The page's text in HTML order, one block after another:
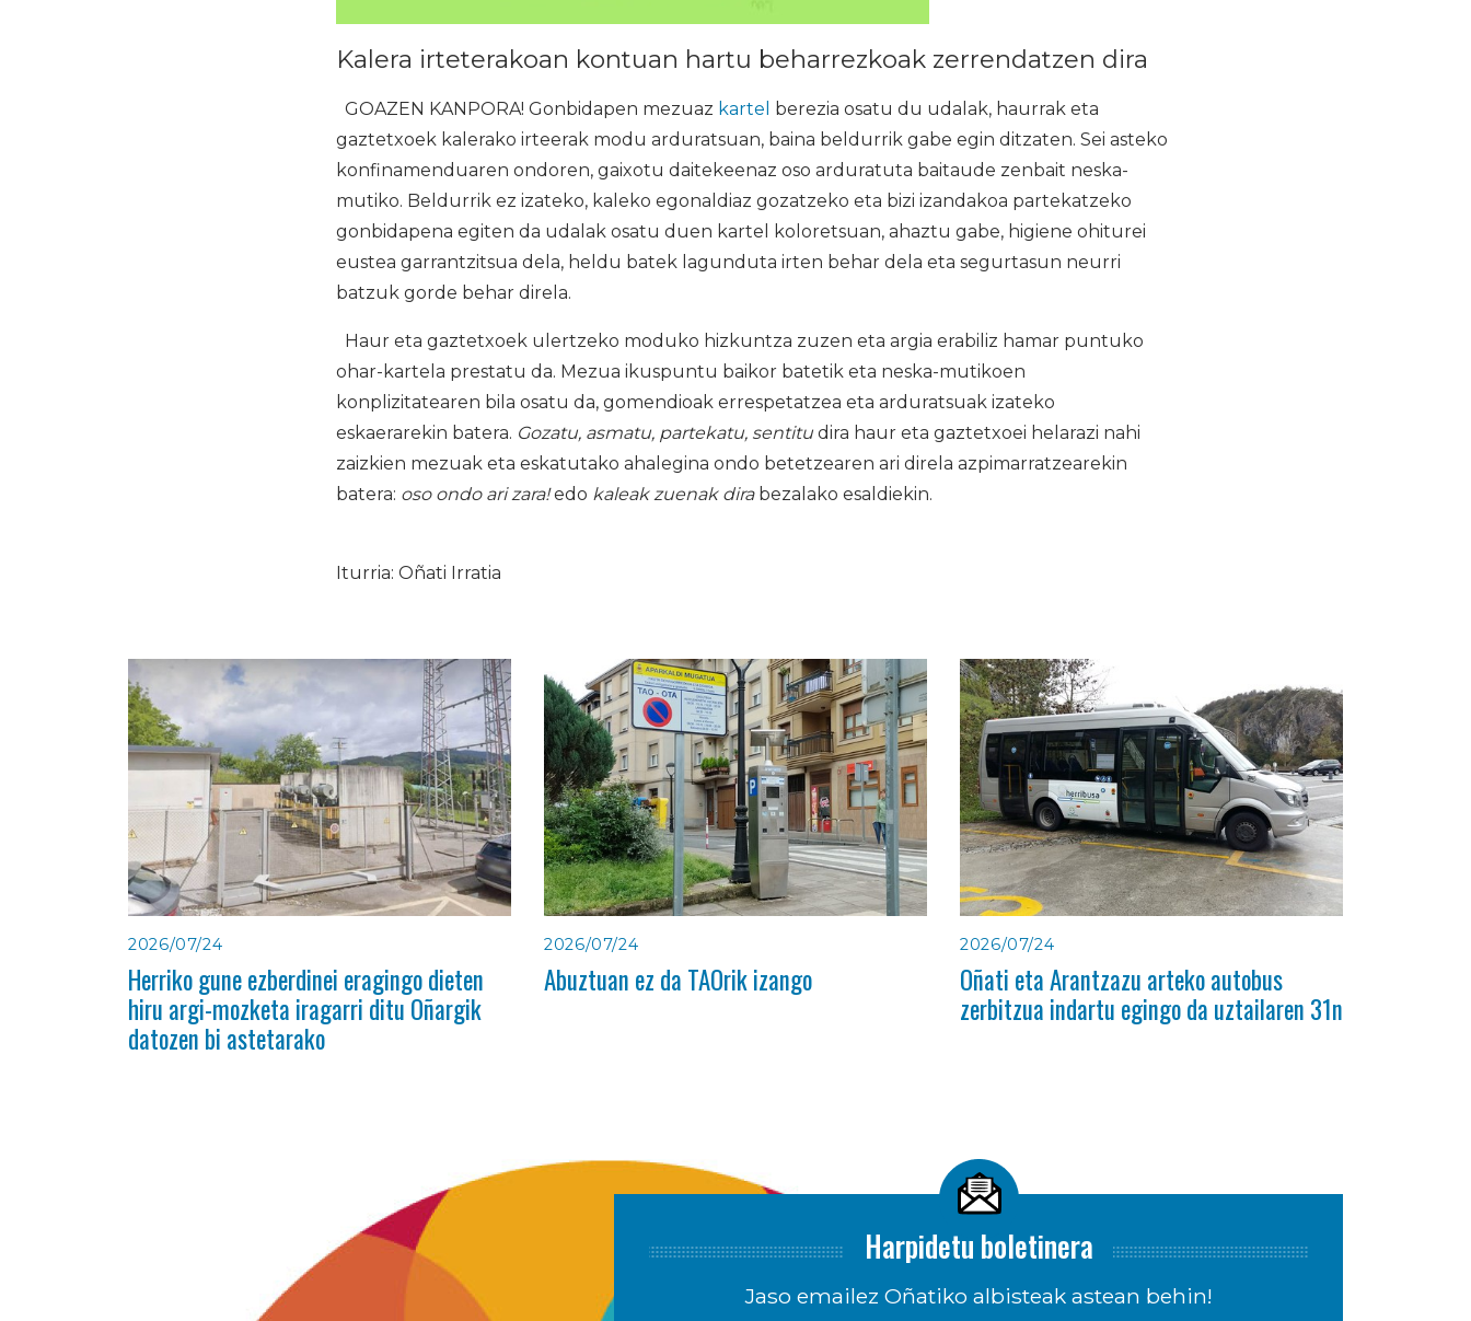
Kalera irteterakoan kontuan hartu beharrezkoak zerrendatzen dira
GOAZEN KANPORA! Gonbidapen mezuaz kartel berezia osatu du udalak, haurrak eta
gaztetxoek kalerako irteerak modu arduratsuan, baina beldurrik gabe egin ditzaten. Sei asteko
konfinamenduaren ondoren, gaixotu daitekeenaz oso arduratuta baitaude zenbait neska-
mutiko. Beldurrik ez izateko, kaleko egonaldiaz gozatzeko eta bizi izandakoa partekatzeko
gonbidapena egiten da udalak osatu duen kartel koloretsuan, ahaztu gabe, higiene ohiturei
eustea garrantzitsua dela, heldu batek lagunduta irten behar dela eta segurtasun neurri
batzuk gorde behar direla.
Haur eta gaztetxoek ulertzeko moduko hizkuntza zuzen eta argia erabiliz hamar puntuko
ohar-kartela prestatu da. Mezua ikuspuntu baikor batetik eta neska-mutikoen
konplizitatearen bila osatu da, gomendioak errespetatzea eta arduratsuak izateko
eskaerarekin batera. Gozatu, asmatu, partekatu, sentitu dira haur eta gaztetxoei helarazi nahi
zaizkien mezuak eta eskatutako ahalegina ondo betetzearen ari direla azpimarratzearekin
batera: oso ondo ari zara!edo kaleak zuenak dirabezalako esaldiekin.
Iturria: Oñati Irratia
2026/07/24
Herriko gune ezberdinei eragingo dieten
hiru argi-mozketa iragarri ditu Oñargik
datozen bi astetarako
2026/07/24
Abuztuan ez da TAOrik izango
2026/07/24
Oñati eta Arantzazu arteko autobus
zerbitzua indartu egingo da uztailaren 31n
Harpidetu boletinera
Jaso emailez Oñatiko albisteak astean behin!